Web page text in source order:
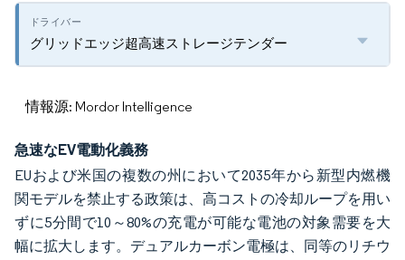
グリッドエッジ超高速ストレージテンダー
情報源: Mordor Intelligence
急速なEV電動化義務
EUおよび米国の複数の州において2035年から新型内燃機
関モデルを禁止する政策は、高コストの冷却ループを用い
ずに5分間で10～80%の充電が可能な電池の対象需要を大
幅に拡大します。デュアルカーボン電極は、同等のリチウ